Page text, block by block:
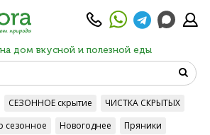
дом вкусной и полезной еды
СЕЗОННОЕ скрытие
ЧИСТКА СКРЫТЫХ
сезонное Новогоднее
Пряники